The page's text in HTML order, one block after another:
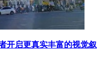
开启更真实丰富的视觉叙